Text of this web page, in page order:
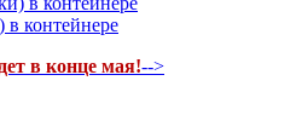
в контейнере
в конце мая!-->